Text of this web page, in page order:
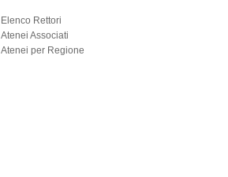
Elenco Rettori
Atenei Associati
Atenei per Regione